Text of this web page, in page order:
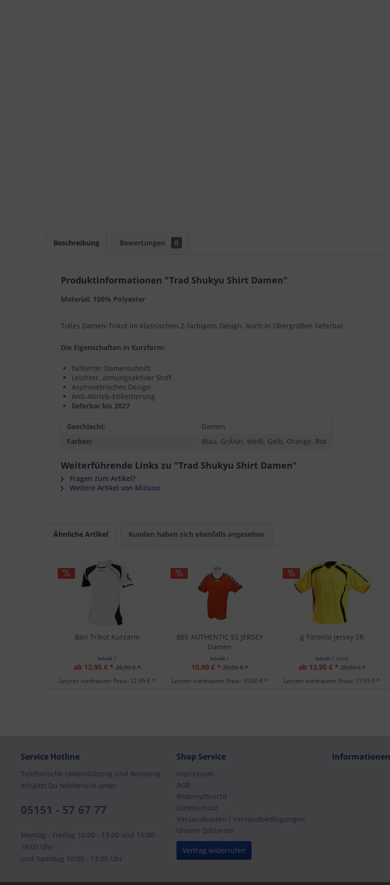
Beschreibung Bewertungen 0
Produktinformationen "Trad Shukyu Shirt Damen"
Material: 100% Polyester
Tolles Damen-Trikot im klassischen 2-farbigem Design. Auch in Übergrößen lieferbar.
Die Eigenschaften in Kurzform:
taillierter Damenschnitt
Leichter, atmungsaktiver Stoff
Asymmetrisches Design
Anti-Abrieb-Etikettierung
lieferbar bis 2027
Geschlecht:
Damen
Farben:
Blau, GrÃ¼n, Weiß, Gelb, Orange, Rot
Weiterführende Links zu "Trad Shukyu Shirt Damen"
Fragen zum Artikel?
Weitere Artikel von Mizuno
Ähnliche Artikel Kunden haben sich ebenfalls angesehen
Bari Trikot Kurzarm
Inhalt 1
ab 12,95 € * 26,99 € *
Letzter niedrigster Preis: 12,95 € *
BEE AUTHENTIC SS JERSEY
Damen
Inhalt 1
10,00 € * 29,95 € *
Letzter niedrigster Preis: 10,00 € *
g Toronto Jersey SR
Inhalt 1 Stück
ab 13,95 € * 29,90 € *
Letzter niedrigster Preis: 13,95 € *
Service Hotline
Telefonische Unterstützung und Beratung
erhaltst Du telefonisch unter:
05151 - 57 67 77
Montag - Freitag 10:00 - 13:00 und 15:00 -
18:00 Uhr
und Samstag 10:00 - 13.00 Uhr
Shop Service
Impressum
AGB
Widerrufsrecht
Datenschutz
Versandkosten / Versandbedingungen
Unsere Zahlarten
Vertrag widerrufen
Informationen